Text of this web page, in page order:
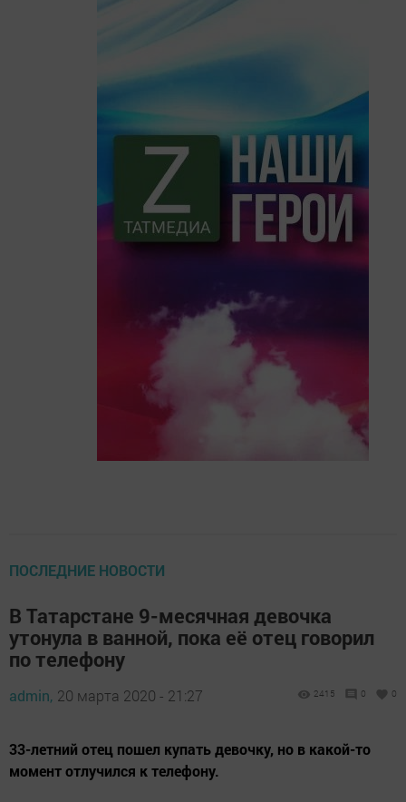
ПОСЛЕДНИЕ НОВОСТИ
В Татарстане 9-месячная девочка
утонула в ванной, пока её отец говорил
по телефону
admin, 20 марта 2020 - 21:27 2415 0 0
33-летний отец пошел купать девочку, но в какой-то
момент отлучился к телефону.